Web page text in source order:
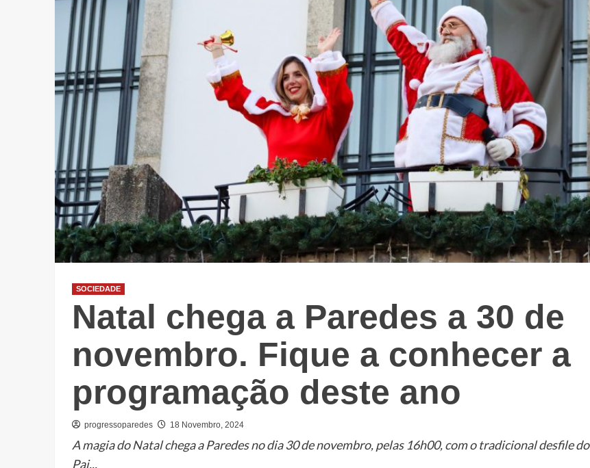
SOCIEDADE
Natal chega a Paredes a 30 de
novembro. Fique a conhecer a
programação deste ano
progressoparedes 18 Novembro, 2024
A magia do Natal chega a Paredes no dia 30 de novembro, pelas 16h00, com o tradicional desfile do
Pai...